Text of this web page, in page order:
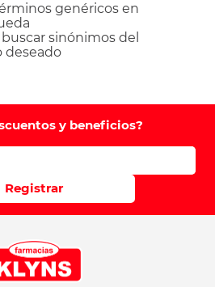
genéricos en
sinónimos del
deseado
y beneficios?
Registrar